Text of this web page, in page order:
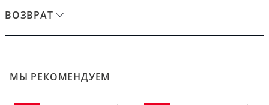
ВОЗВРАТ
МЫ РЕКОМЕНДУЕМ